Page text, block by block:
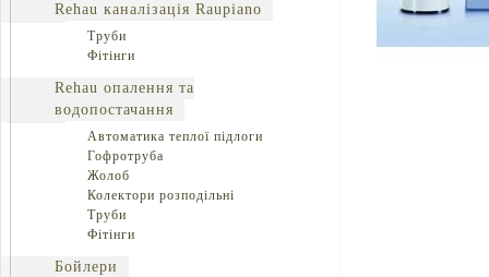
Rehau каналізація Raupiano
Труби
Фітінги
Rehau опалення та
водопостачання
Автоматика теплої підлоги
Гофротруба
Жолоб
Колектори розподільні
Труби
Фітінги
Бойлери